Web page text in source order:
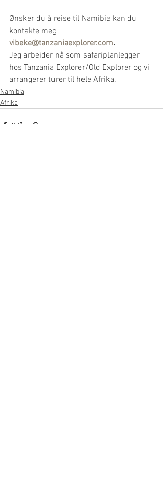
Ønsker du å reise til Namibia kan du
kontakte meg
vibeke@tanzaniaexplorer.com.
Jeg arbeider nå som safariplanlegger
hos Tanzania Explorer/Old Explorer og vi
arrangerer turer til hele Afrika.
Namibia
Afrika